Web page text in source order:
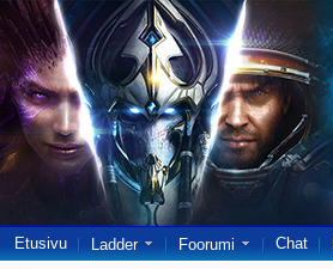
Etusivu Ladder Foorumi Chat